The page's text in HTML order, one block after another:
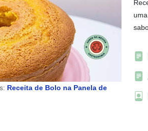
Receita de Bolo na Panela de